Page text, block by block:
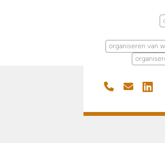
organiseren van